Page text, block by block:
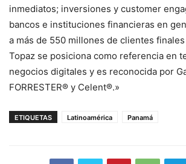
inmediatos; inversiones y customer
bancos e instituciones financieras en
a más de 550 millones de clientes
Topaz se posiciona como referencia en
negocios digitales y es reconocida por
FORRESTER® y Celent®.»
ETIQUETAS Latinoamérica Panamá